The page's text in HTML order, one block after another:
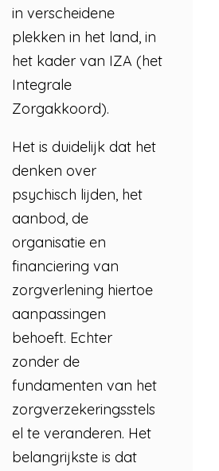
in verscheidene
plekken in het land, in
het kader van IZA (het
Integrale
Zorgakkoord).
Het is duidelijk dat het
denken over
psychisch lijden, het
aanbod, de
organisatie en
financiering van
zorgverlening hiertoe
aanpassingen
behoeft. Echter
zonder de
fundamenten van het
zorgverzekeringsstels
el te veranderen. Het
belangrijkste is dat